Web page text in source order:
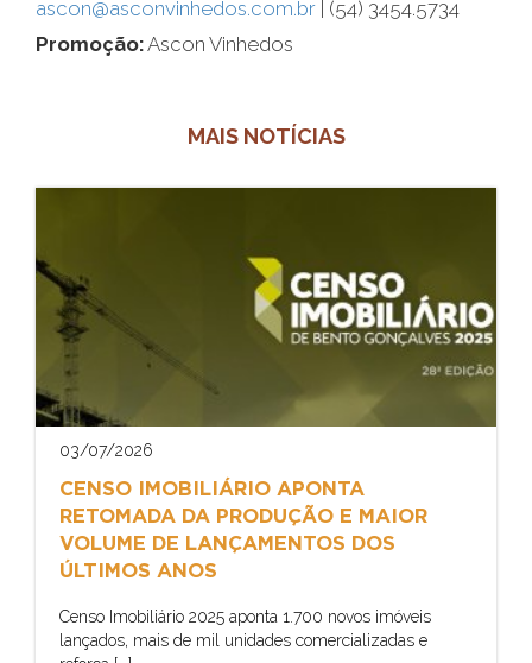
ascon@asconvinhedos.com.br | (54) 3454.5734
Promoção:Ascon Vinhedos
MAIS NOTÍCIAS
03/07/2026
CENSO IMOBILIÁRIO APONTA
RETOMADA DA PRODUÇÃO E MAIOR
VOLUME DE LANÇAMENTOS DOS
ÚLTIMOS ANOS
Censo Imobiliário 2025 aponta 1.700 novos imóveis
lançados, mais de mil unidades comercializadas e